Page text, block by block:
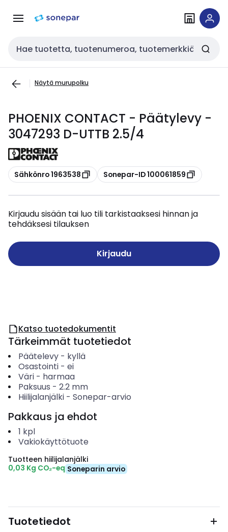
navigointiinsisältöön
Haku
Näytä murupolku
PHOENIX CONTACT - Päätylevy -
3047293 D-UTTB 2.5/4
Kopioi
Sähkönro 1963538 Kopioi
Sonepar-ID 100061859
Kirjaudu sisään tai luo tili tarkistaaksesi hinnan ja
tehdäksesi tilauksen
Kirjaudu
Katso tuotedokumentit
Tärkeimmät tuotetiedot
Päätelevy- kyllä
Osastointi- ei
Väri- harmaa
Paksuus - 2.2 mm
Hiilijalanjälki- Sonepar-arvio
Pakkaus ja ehdot
1 kpl
Vakiokäyttötuote
Tuotteen hiilijalanjälki
0,03 Kg CO₂-eq Soneparin arvio
Tuotetiedot